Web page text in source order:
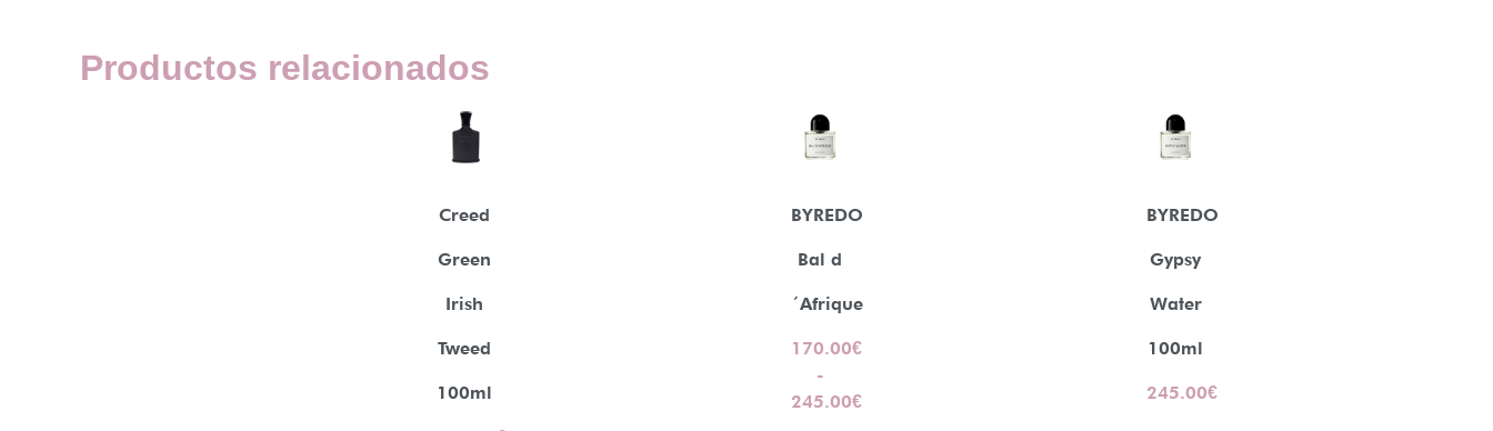
Productos relacionados
Creed
Green
Irish
Tweed
100ml
BYREDO
Bal d
´Afrique
170.00€
-
245.00€
BYREDO
Gypsy
Water
100ml
245.00€